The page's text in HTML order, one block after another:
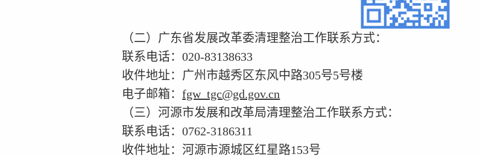
（二） 广东省发展改革委清理整治工作联系方式：
联系电话：020-83138633
收件地址：广州市越秀区东风中路305号5号楼
电子邮箱：fgw_tgc@gd.gov.cn
（三）河源市发展和改革局清理整治工作联系方式：
联系电话：0762-3186311
收件地址：河源市源城区红星路153号